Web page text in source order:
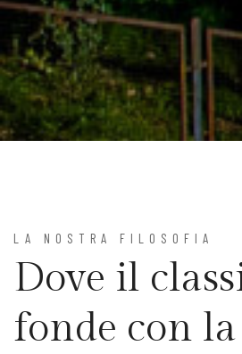
LA NOSTRA FILOSOFIA
Dove il
fonde con la